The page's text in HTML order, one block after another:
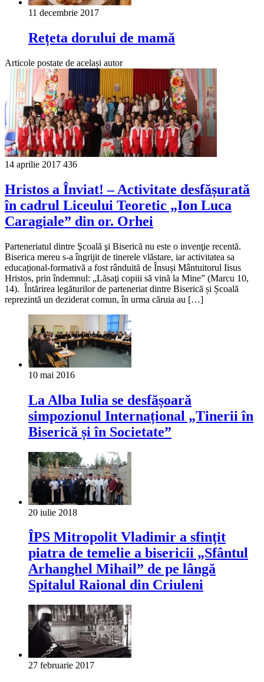
11 decembrie 2017
Rețeta dorului de mamă
Articole postate de același autor
14 aprilie 2017 436
Hristos a Înviat! – Activitate desfășurată
în cadrul Liceului Teoretic „Ion Luca
Caragiale” din or. Orhei
Parteneriatul dintre Şcoală şi Biserică nu este o invenţie recentă.
Biserica mereu s-a îngrijit de tinerele vlăstare, iar activitatea sa
educațional-formativă a fost rânduită de Însuși Mântuitorul Iisus
Hristos, prin îndemnul: „Lăsaţi copiii să vină la Mine” (Marcu 10,
14). Întărirea legăturilor de parteneriat dintre Biserică și Școală
reprezintă un deziderat comun, în urma căruia au […]
10 mai 2016
La Alba Iulia se desfășoară
simpozionul Internațional „Tinerii în
Biserică și în Societate”
20 iulie 2018
ÎPS Mitropolit Vladimir a sfinţit
piatra de temelie a bisericii „Sfântul
Arhanghel Mihail” de pe lângă
Spitalul Raional din Criuleni
27 februarie 2017